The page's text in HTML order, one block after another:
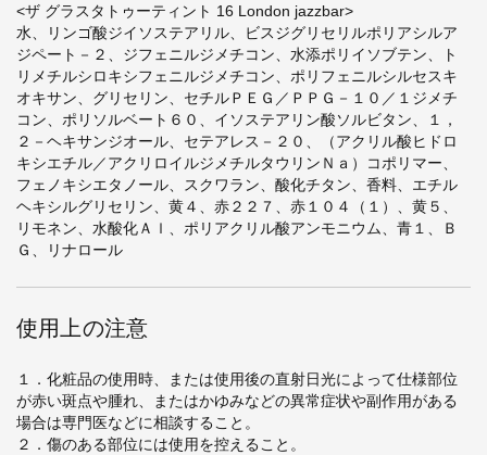
<ザ グラスタトゥーティント 16 London jazzbar>
水、リンゴ酸ジイソステアリル、ビスジグリセリルポリアシルア
ジペート－２、ジフェニルジメチコン、水添ポリイソブテン、ト
リメチルシロキシフェニルジメチコン、ポリフェニルシルセスキ
オキサン、グリセリン、セチルＰＥＧ／ＰＰＧ－１０／１ジメチ
コン、ポリソルベート６０、イソステアリン酸ソルビタン、１，
２－ヘキサンジオール、セテアレス－２０、（アクリル酸ヒドロ
キシエチル／アクリロイルジメチルタウリンＮａ）コポリマー、
フェノキシエタノール、スクワラン、酸化チタン、香料、エチル
ヘキシルグリセリン、黄４、赤２２７、赤１０４（１）、黄５、
リモネン、水酸化Ａｌ、ポリアクリル酸アンモニウム、青１、Ｂ
Ｇ、リナロール
使用上の注意
１．化粧品の使用時、または使用後の直射日光によって仕様部位
が赤い斑点や腫れ、またはかゆみなどの異常症状や副作用がある
場合は専門医などに相談すること。
２．傷のある部位には使用を控えること。